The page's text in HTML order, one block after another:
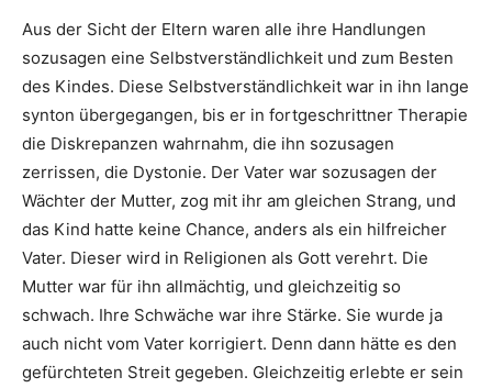
Aus der Sicht der Eltern waren alle ihre Handlungen
sozusagen eine Selbstverständlichkeit und zum Besten
des Kindes. Diese Selbstverständlichkeit war in ihn lange
synton übergegangen, bis er in fortgeschrittner Therapie
die Diskrepanzen wahrnahm, die ihn sozusagen
zerrissen, die Dystonie. Der Vater war sozusagen der
Wächter der Mutter, zog mit ihr am gleichen Strang, und
das Kind hatte keine Chance, anders als ein hilfreicher
Vater. Dieser wird in Religionen als Gott verehrt. Die
Mutter war für ihn allmächtig, und gleichzeitig so
schwach. Ihre Schwäche war ihre Stärke. Sie wurde ja
auch nicht vom Vater korrigiert. Denn dann hätte es den
gefürchteten Streit gegeben. Gleichzeitig erlebte er sein